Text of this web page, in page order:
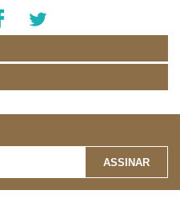
ASSINAR